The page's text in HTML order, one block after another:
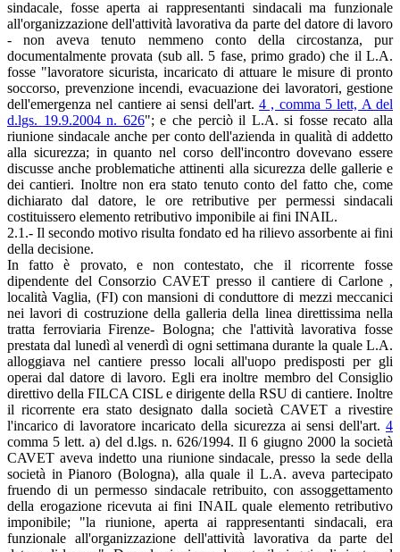
sindacale, fosse aperta ai rappresentanti sindacali ma funzionale
all'organizzazione dell'attività lavorativa da parte del datore di lavoro
- non aveva tenuto nemmeno conto della circostanza, pur
documentalmente provata (sub all. 5 fase, primo grado) che il L.A.
fosse "lavoratore sicurista, incaricato di attuare le misure di pronto
soccorso, prevenzione incendi, evacuazione dei lavoratori, gestione
dell'emergenza nel cantiere ai sensi dell'art. 4 , comma 5 lett, A del
d.lgs. 19.9.2004 n. 626"; e che perciò il L.A. si fosse recato alla
riunione sindacale anche per conto dell'azienda in qualità di addetto
alla sicurezza; in quanto nel corso dell'incontro dovevano essere
discusse anche problematiche attinenti alla sicurezza delle gallerie e
dei cantieri. Inoltre non era stato tenuto conto del fatto che, come
dichiarato dal datore, le ore retributive per permessi sindacali
costituissero elemento retributivo imponibile ai fini INAIL.
2.1.- Il secondo motivo risulta fondato ed ha rilievo assorbente ai fini
della decisione.
In fatto è provato, e non contestato, che il ricorrente fosse
dipendente del Consorzio CAVET presso il cantiere di Carlone ,
località Vaglia, (FI) con mansioni di conduttore di mezzi meccanici
nei lavori di costruzione della galleria della linea direttissima nella
tratta ferroviaria Firenze- Bologna; che l'attività lavorativa fosse
prestata dal lunedì al venerdì di ogni settimana durante la quale L.A.
alloggiava nel cantiere presso locali all'uopo predisposti per gli
operai dal datore di lavoro. Egli era inoltre membro del Consiglio
direttivo della FILCA CISL e dirigente della RSU di cantiere. Inoltre
il ricorrente era stato designato dalla società CAVET a rivestire
l'incarico di lavoratore incaricato della sicurezza ai sensi dell'art. 4
comma 5 lett. a) del d.lgs. n. 626/1994. Il 6 giugno 2000 la società
CAVET aveva indetto una riunione sindacale, presso la sede della
società in Pianoro (Bologna), alla quale il L.A. aveva partecipato
fruendo di un permesso sindacale retribuito, con assoggettamento
della erogazione ricevuta ai fini INAIL quale elemento retributivo
imponibile; "la riunione, aperta ai rappresentanti sindacali, era
funzionale all'organizzazione dell'attività lavorativa da parte del